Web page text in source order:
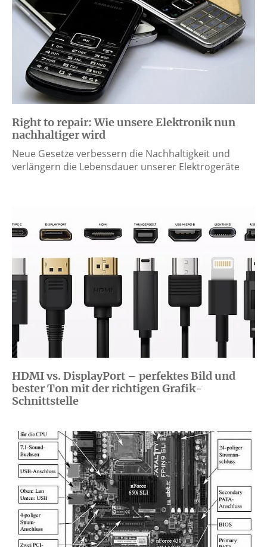
Right to repair: Wie unsere Elektronik nun
nachhaltiger wird
Neue Gesetze verbessern die Nachhaltigkeit und
verlängern die Lebensdauer unserer Elektrogeräte
HDMI vs. DisplayPort – perfektes Bild und
bester Ton mit der richtigen Grafik-
Schnittstelle